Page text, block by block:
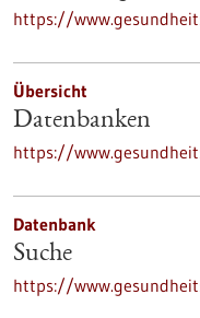
https://
Übersicht
Datenbanken
https://
Datenbank
Suche
https://